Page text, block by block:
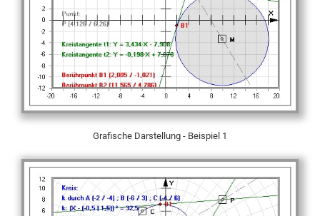
Grafische Darstellung - Beispiel 1